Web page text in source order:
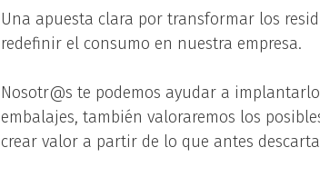
Una apuesta clara por transformar los
redefinir el consumo en nuestra empresa.
Nosotr@s te podemos ayudar a
embalajes, también valoraremos los
crear valor a partir de lo que antes